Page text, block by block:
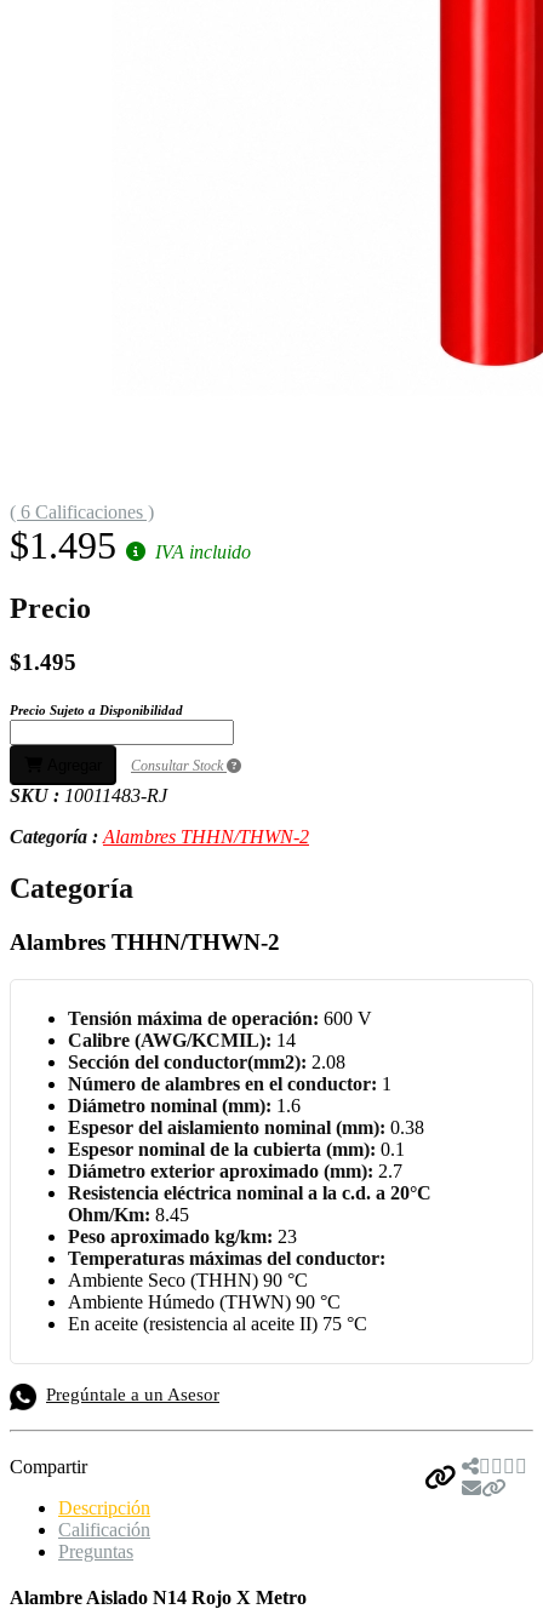
( 6 Calificaciones )
$1.495 IVA incluido
Precio
$1.495
Precio Sujeto a Disponibilidad
Consultar Stock
SKU : 10011483-RJ
Categoría :Alambres THHN/THWN-2
Categoría
Alambres THHN/THWN-2
Tensión máxima de operación: 600 V
Calibre (AWG/KCMIL): 14
Sección del conductor(mm2): 2.08
Número de alambres en el conductor: 1
Diámetro nominal (mm): 1.6
Espesor del aislamiento nominal (mm): 0.38
Espesor nominal de la cubierta (mm): 0.1
Diámetro exterior aproximado (mm): 2.7
Resistencia eléctrica nominal a la c.d. a 20°C
Ohm/Km: 8.45
Peso aproximado kg/km: 23
Temperaturas máximas del conductor:
Ambiente Seco (THHN) 90 °C
Ambiente Húmedo (THWN) 90 °C
En aceite (resistencia al aceite II) 75 °C
Pregúntale a un Asesor
Compartir
Descripción
Calificación
Preguntas
Alambre Aislado N14 Rojo X Metro